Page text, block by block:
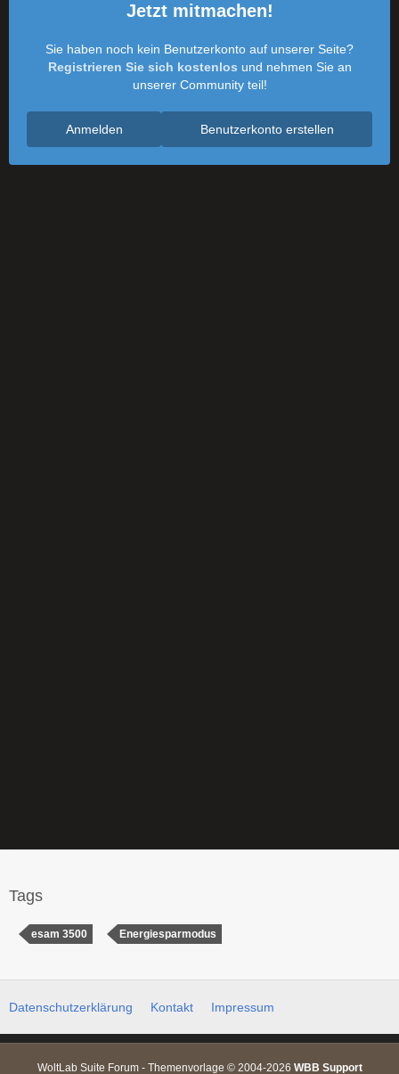
Jetzt mitmachen!
Sie haben noch kein Benutzerkonto auf unserer Seite?
Registrieren Sie sich kostenlos und nehmen Sie an
unserer Community teil!
Benutzerkonto erstellen
Anmelden
Tags
esam 3500 Energiesparmodus
Datenschutzerklärung Kontakt Impressum
WoltLab Suite Forum - Themenvorlage © 2004-2026 WBB Support